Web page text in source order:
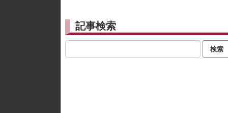
記事検索